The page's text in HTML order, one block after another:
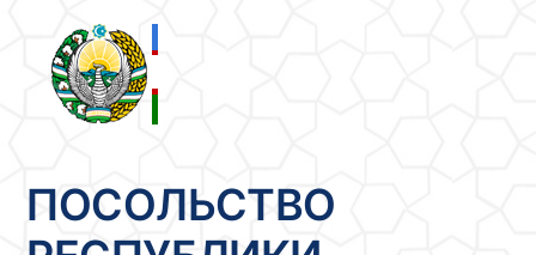
content
ПОСОЛЬСТВО